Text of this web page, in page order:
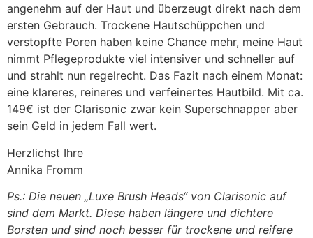
angenehm auf der Haut und überzeugt direkt nach dem
ersten Gebrauch. Trockene Hautschüppchen und
verstopfte Poren haben keine Chance mehr, meine Haut
nimmt Pflegeprodukte viel intensiver und schneller auf
und strahlt nun regelrecht. Das Fazit nach einem Monat:
eine klareres, reineres und verfeinertes Hautbild. Mit ca.
149€ ist der Clarisonic zwar kein Superschnapper aber
sein Geld in jedem Fall wert.
Herzlichst Ihre
Annika Fromm
Ps.: Die neuen „Luxe Brush Heads“ von Clarisonic auf
sind dem Markt. Diese haben längere und dichtere
Borsten und sind noch besser für trockene und reifere